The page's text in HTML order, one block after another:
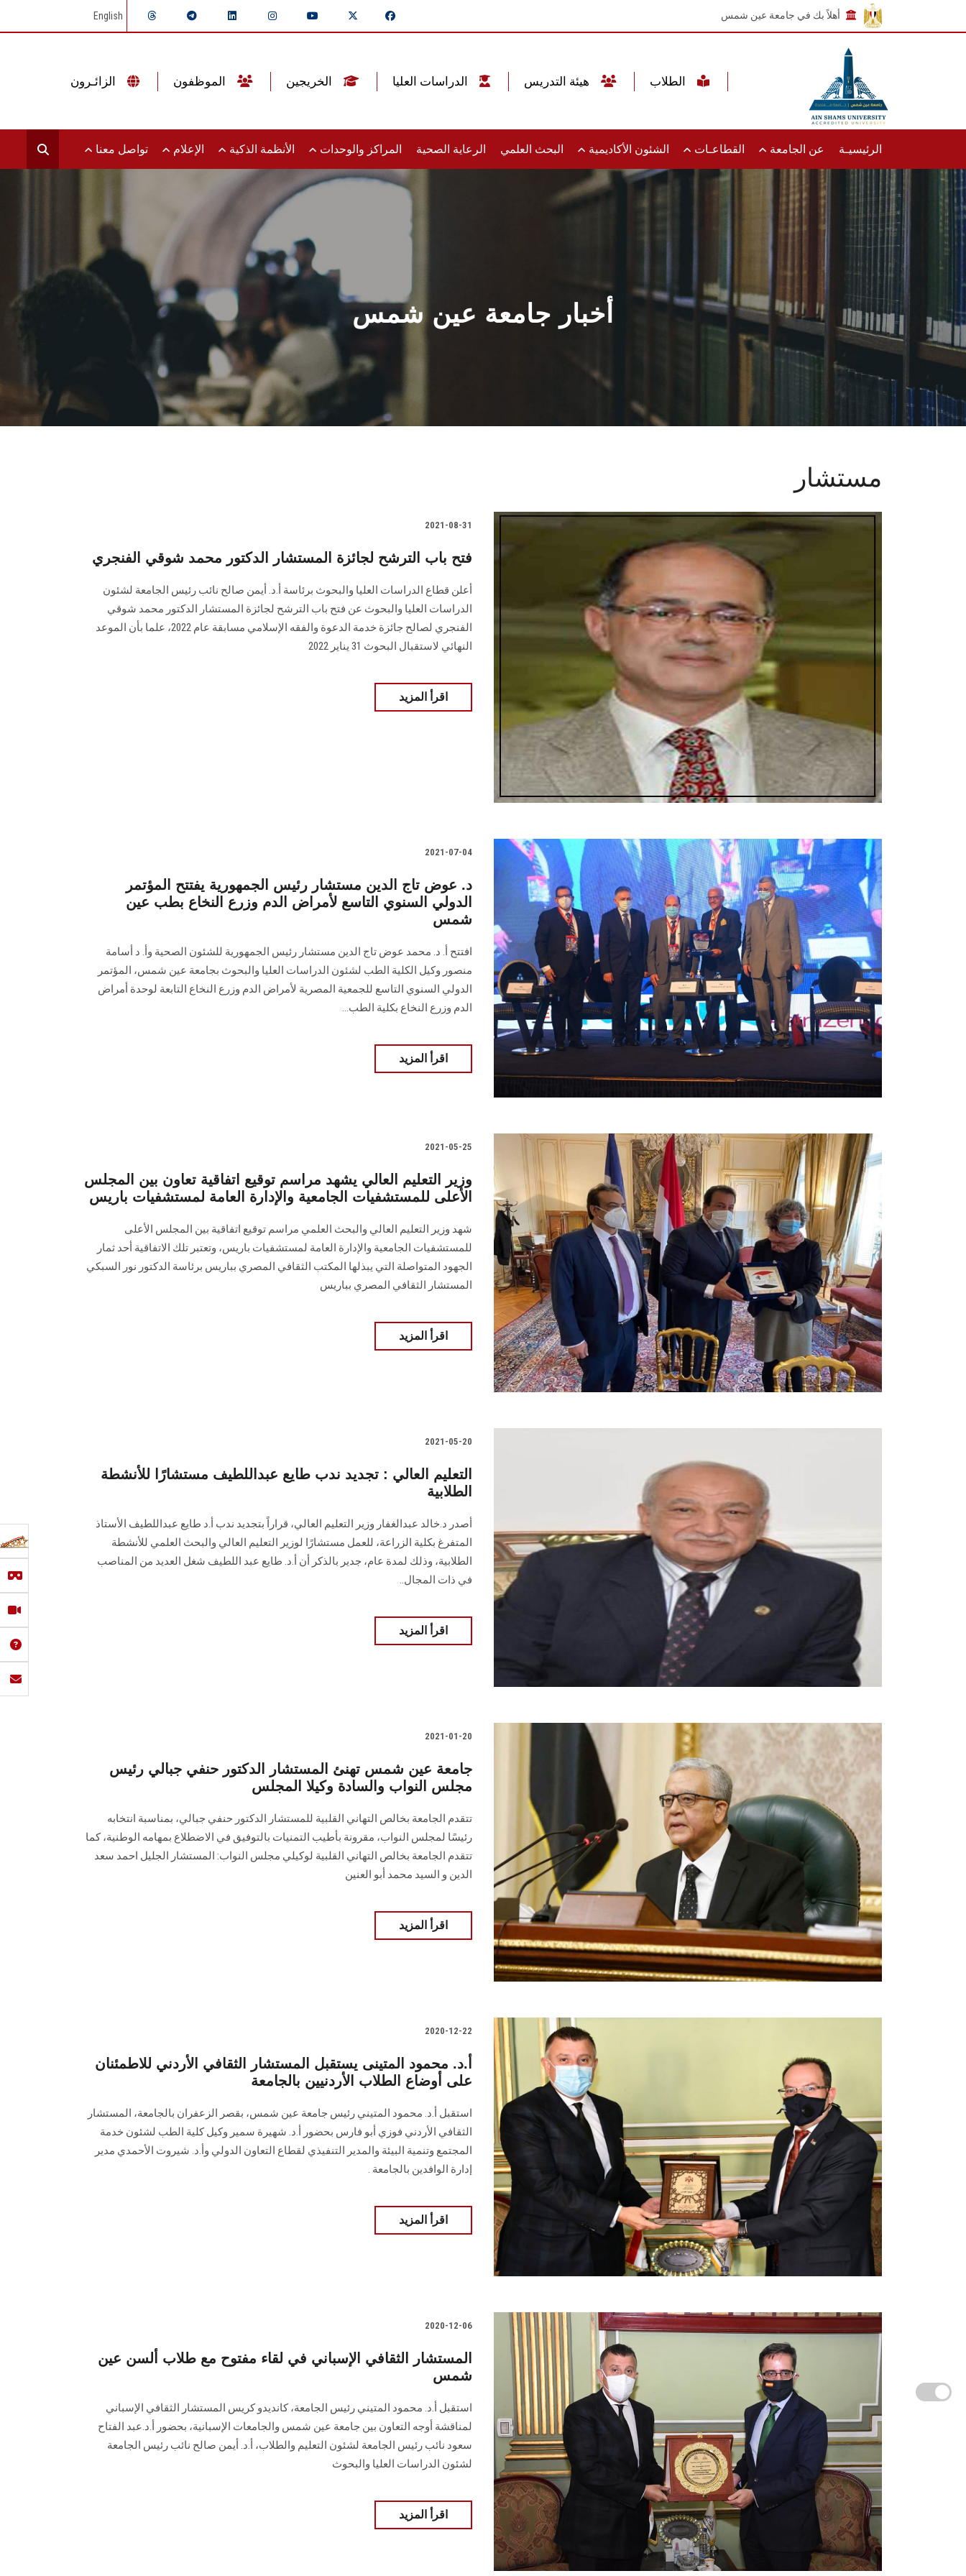
أهلاً بك في جامعة عين شمس English
الرئيسيـة عن الجامعة القطاعـات الشئون الأكاديمية البحث العلمي الرعاية الصحية المراكز والوحدات الأنظمة الذكية الإعلام تواصل معنا
أخبار جامعة عين شمس
مستشار
2021-08-31
فتح باب الترشح لجائزة المستشار الدكتور محمد شوقي الفنجري
أعلن قطاع الدراسات العليا والبحوث برئاسة أ.د. أيمن صالح نائب رئيس الجامعة لشئون
الدراسات العليا والبحوث عن فتح باب الترشح لجائزة المستشار الدكتور محمد شوقي
الفنجري لصالح جائزة خدمة الدعوة والفقه الإسلامي مسابقة عام 2022، علما بأن الموعد
النهائي لاستقبال البحوث 31 يناير 2022
اقرأ المزيد
2021-07-04
د. عوض تاج الدين مستشار رئيس الجمهورية يفتتح المؤتمر
الدولي السنوي التاسع لأمراض الدم وزرع النخاع بطب عين
شمس
افتتح أ. د. محمد عوض تاج الدين مستشار رئيس الجمهورية للشئون الصحية وأ. د أسامة
منصور وكيل الكلية الطب لشئون الدراسات العليا والبحوث بجامعة عين شمس، المؤتمر
الدولي السنوي التاسع للجمعية المصرية لأمراض الدم وزرع النخاع التابعة لوحدة أمراض
الدم وزرع النخاع بكلية الطب...
اقرأ المزيد
2021-05-25
وزير التعليم العالي يشهد مراسم توقيع اتفاقية تعاون بين المجلس
الأعلى للمستشفيات الجامعية والإدارة العامة لمستشفيات باريس
شهد وزير التعليم العالي والبحث العلمي مراسم توقيع اتفاقية بين المجلس الأعلى
للمستشفيات الجامعية والإدارة العامة لمستشفيات باريس، وتعتبر تلك الاتفاقية أحد ثمار
الجهود المتواصلة التي يبذلها المكتب الثقافي المصري بباريس برئاسة الدكتور نور السبكي
المستشار الثقافي المصري بباريس
اقرأ المزيد
2021-05-20
التعليم العالي : تجديد ندب طايع عبداللطيف مستشارًا للأنشطة
الطلابية
أصدر د.خالد عبدالغفار وزير التعليم العالي، قراراً بتجديد ندب أ.د طايع عبداللطيف الأستاذ
المتفرغ بكلية الزراعة، للعمل مستشارًا لوزير التعليم العالي والبحث العلمي للأنشطة
الطلابية، وذلك لمدة عام، جدير بالذكر أن أ.د. طايع عبد اللطيف شغل العديد من المناصب
في ذات المجال..
اقرأ المزيد
2021-01-20
جامعة عين شمس تهنئ المستشار الدكتور حنفي جبالي رئيس
مجلس النواب والسادة وكيلا المجلس
تتقدم الجامعة بخالص التهاني القلبية للمستشار الدكتور حنفي جبالي، بمناسبة انتخابه
رئيسًا لمجلس النواب، مقرونة بأطيب التمنيات بالتوفيق في الاضطلاع بمهامه الوطنية، كما
تتقدم الجامعة بخالص التهاني القلبية لوكيلي مجلس النواب: المستشار الجليل احمد سعد
الدين و السيد محمد أبو العنين
اقرأ المزيد
2020-12-22
أ.د. محمود المتينى يستقبل المستشار الثقافي الأردني للاطمئنان
على أوضاع الطلاب الأردنيين بالجامعة
استقبل أ.د. محمود المتيني رئيس جامعة عين شمس، بقصر الزعفران بالجامعة، المستشار
الثقافي الأردني فوزي أبو فارس بحضور أ.د. شهيرة سمير وكيل كلية الطب لشئون خدمة
المجتمع وتنمية البيئة والمدير التنفيذي لقطاع التعاون الدولي وأ.د. شيروت الأحمدي مدير
إدارة الوافدين بالجامعة .
اقرأ المزيد
2020-12-06
المستشار الثقافي الإسباني في لقاء مفتوح مع طلاب ألسن عين
شمس
استقبل أ.د. محمود المتيني رئيس الجامعة، كانديدو كريس المستشار الثقافي الإسباني
لمناقشة أوجه التعاون بين جامعة عين شمس والجامعات الإسبانية، بحضور أ.د.عبد الفتاح
سعود نائب رئيس الجامعة لشئون التعليم والطلاب، أ.د. أيمن صالح نائب رئيس الجامعة
لشئون الدراسات العليا والبحوث
اقرأ المزيد